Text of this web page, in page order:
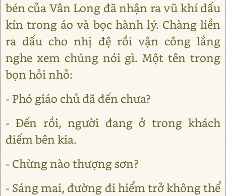
bén của Vân Long đã nhận ra vũ khí dấu
kín trong áo và bọc hành lý. Chàng liền
ra dấu cho nhị đệ rồi vận công lắng
nghe xem chúng nói gì. Một tên trong
bọn hỏi nhỏ:
- Phó giáo chủ đã đến chưa?
- Đến rồi, người đang ở trong khách
điếm bên kia.
- Chừng nào thượng sơn?
- Sáng mai, đường đi hiểm trở không thể